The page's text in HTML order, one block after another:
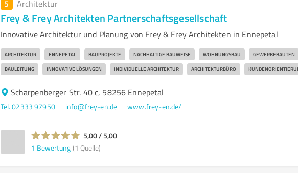
5 Architektur
Frey & Frey Architekten Partnerschaftsgesellschaft
Innovative Architektur und Planung von Frey & Frey Architekten in Ennepetal
ARCHITEKTUR ENNEPETAL BAUPROJEKTE NACHHALTIGE BAUWEISE WOHNUNGSBAU GEWERBEBAUTEN
BAULEITUNG INNOVATIVE LÖSUNGEN INDIVIDUELLE ARCHITEKTUR ARCHITEKTURBÜRO
Scharpenberger Str. 40 c, 58256 Ennepetal
Tel. 02333 97950 info@frey-en.de www.frey-en.de/
5,00 / 5,00
1 Bewertung (1 Quelle)